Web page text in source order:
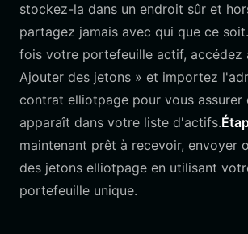
stockez-la dans un endroit sûr et
partagez jamais avec qui que ce soit.
fois votre portefeuille actif, accédez
Ajouter des jetons » et importez
contrat elliotpage pour vous assurer
apparaît dans votre liste d'actifs.
maintenant prêt à recevoir, envoyer
des jetons elliotpage en utilisant
portefeuille unique.